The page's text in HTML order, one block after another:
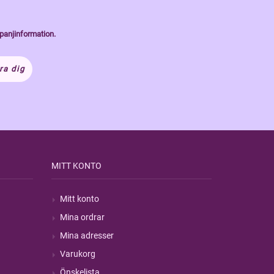
dig
MITT KONTO
Mitt konto
Mina ordrar
Mina adresser
Varukorg